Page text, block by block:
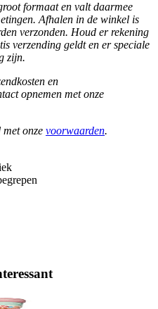
formaat en valt daarmee
Afhalen in de winkel is
verzonden. Houd er rekening
verzending geldt en er speciale
zijn.
en
opnemen met onze
onze voorwaarden.